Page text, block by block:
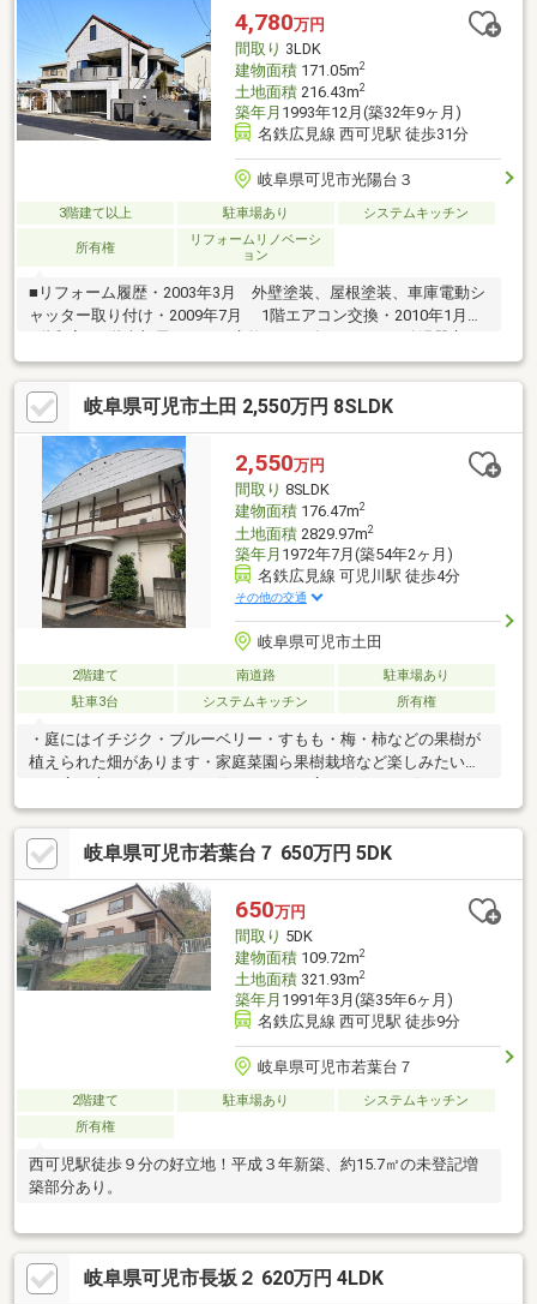
西可児店へ徒歩約12分（約850ｍ）●JCHO可児とうのう病院へ車
で約7分（約2500ｍ）
4,780万円
間取り 3LDK
建物面積171.05m2
土地面積216.43m2
築年月 1993年12月(築32年9ヶ月)
名鉄広見線 西可児駅 徒歩31分
岐阜県可児市光陽台３
3階建て以上 駐車場あり システムキッチン
所有権
リフォームリノベーシ
ョン
■リフォーム履歴・2003年3月 外壁塗装、屋根塗装、車庫電動シ
ャッター取り付け・2009年7月 1階エアコン交換・2010年1月
換・2011年11月 ガスコンロ交換・2013年10月 屋根改修（ガル
バリウム鋼板上張り）・2014年4月 浴室暖房設置・2015年2
月 外壁改修（御影石貼付け）・2015年4月 1階・2階トイレ交
換、サッシ・窓断熱ペアガラス交換・2018年2月 2階リビングエ
アコン交換・2019年12月 和室畳替え（琉球畳）
岐阜県可児市土田 2,550万円 8SLDK
2,550万円
間取り 8SLDK
建物面積176.47m2
土地面積2829.97m2
築年月 1972年7月(築54年2ヶ月)
名鉄広見線 可児川駅 徒歩4分
その他の交通
岐阜県可児市土田
2階建て 南道路
駐車場あり
駐車3台
システムキッチン 所有権
・庭にはイチジク・ブルーベリー・すもも・梅・柿などの果樹が
植えられた畑があります・家庭菜園ら果樹栽培など楽しみたい方
緑豊かな庭を望めます・２世帯住宅としてもおススメです ◆総敷
地２４２９．９７㎡ 宅地部分：１００２．９７㎡ 畑・山林：
１４２７㎡◆上下水道完備
岐阜県可児市若葉台７ 650万円 5DK
650万円
間取り 5DK
建物面積109.72m2
土地面積321.93m2
築年月 1991年3月(築35年6ヶ月)
名鉄広見線 西可児駅 徒歩9分
岐阜県可児市若葉台７
2階建て 駐車場あり
システムキッチン
所有権
西可児駅徒歩９分の好立地！平成３年新築、約15.7㎡の未登記増
築部分あり。
岐阜県可児市長坂２ 620万円 4LDK